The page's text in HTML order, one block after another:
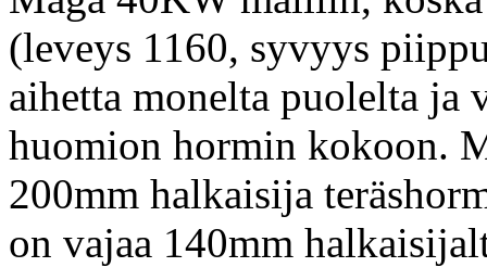
(leveys 1160, syvyys
aihetta monelta puolelta
huomion hormin kokoon.
200mm halkaisija
on vajaa 140mm